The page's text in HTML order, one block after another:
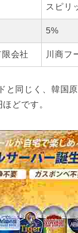
スピリ
5%
会社 川商フ
と同じく、韓国
どです。